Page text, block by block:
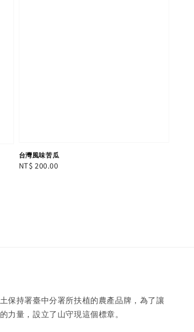
台灣風味苦瓜
Regular
NT$ 200.00
保持署臺中分署所扶植的農產品牌，為了讓
力量，設立了山守現這個標章。